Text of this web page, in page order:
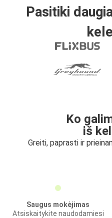
Pasitiki
Ko
iš
Greiti, paprasti ir
Saugus mokėjimas
Atsiskaitykite naudodamiesi